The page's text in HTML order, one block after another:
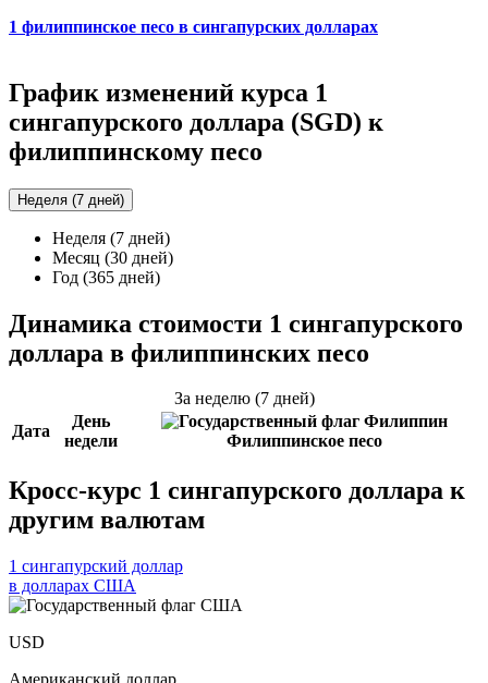
1 филиппинское песо в сингапурских долларах
График изменений курса 1
сингапурского доллара (SGD) к
филиппинскому песо
Неделя (7 дней)
Неделя (7 дней)
Месяц (30 дней)
Год (365 дней)
Динамика стоимости 1 сингапурского
доллара в филиппинских песо
За неделю (7 дней)
Дата
День
недели
Филиппинское песо
Кросс-курс 1 сингапурского доллара к
другим валютам
1 сингапурский доллар
в долларах США
USD